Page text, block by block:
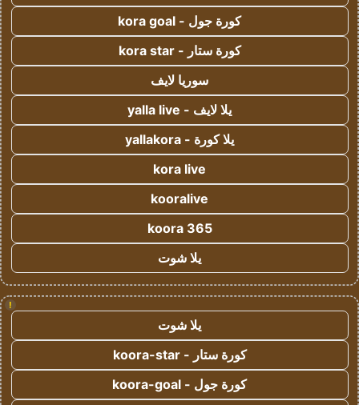
كورة جول - kora goal
كورة ستار - kora star
سوريا لايف
يلا لايف - yalla live
يلا كورة - yallakora
kora live
kooralive
koora 365
يلا شوت
!
يلا شوت
كورة ستار - koora-star
كورة جول - koora-goal